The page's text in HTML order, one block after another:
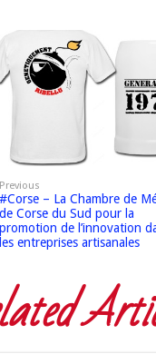
Previous
#Corse – La Chambre de
de Corse du Sud pour la
promotion de l’innovation
les entreprises artisanales